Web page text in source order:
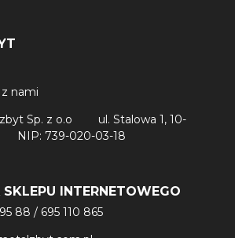
nami
Sp. z o.o
ul. Stalowa 1, 10-
NIP: 739-020-03-18
INTERNETOWEGO
88 / 695 110 865